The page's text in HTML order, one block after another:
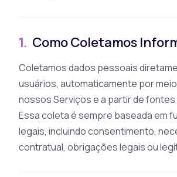
1. Como Coletamos
Coletamos dados pessoais
usuários, automaticamente por
nossos Serviços e a partir de
Essa coleta é sempre baseada em
legais, incluindo consentimento,
contratual, obrigações legais ou